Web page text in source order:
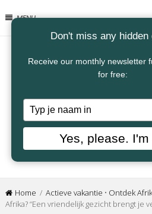
MENU
Home / Actieve vakantie • Ontdek
Afrika? “Een vriendelijk gezicht brengt je
Don't miss any hidden
Receive our monthly newsletter
for free:
Typ
je
naam
Yes, please. I'm